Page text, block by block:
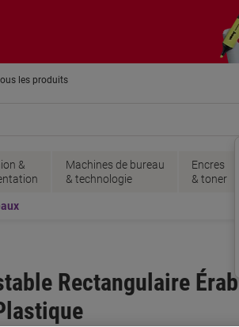
les produits
&
Machines de bureau
& technologie
Encres
& toner
Rectangulaire